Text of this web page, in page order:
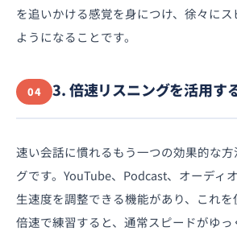
を追いかける感覚を身につけ、徐々に
ようになることです。
04 3. 倍速リスニングを活用す
速い会話に慣れるもう一つの効果的な
グです。YouTube、Podcast、オーディ
生速度を調整できる機能があり、これ
倍速で練習すると、通常スピードがゆ